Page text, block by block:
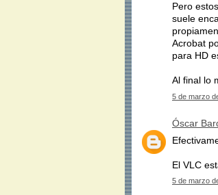
Pero
suele
Acrobat
para HD
Al final lo
5 de marzo
Óscar
El VLC
5 de marzo